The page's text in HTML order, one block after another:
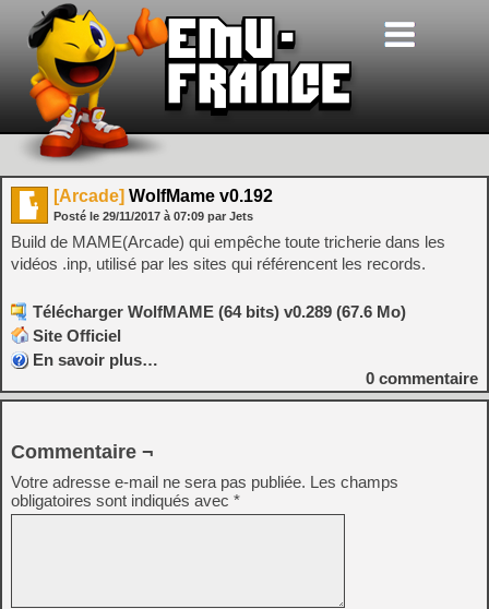
[Arcade] WolfMame v0.192
Posté le 29/11/2017 à 07:09 par Jets
Build de MAME(Arcade) qui empêche toute tricherie dans les
vidéos .inp, utilisé par les sites qui référencent les records.
Télécharger WolfMAME (64 bits) v0.289 (67.6 Mo)
Site Officiel
En savoir plus…
0 commentaire
Commentaire ¬
Votre adresse e-mail ne sera pas publiée. Les champs
obligatoires sont indiqués avec *